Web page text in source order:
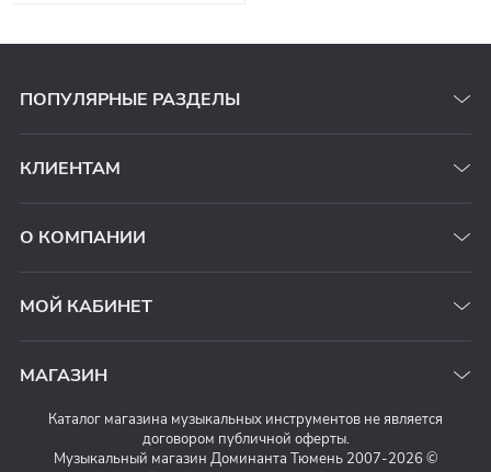
ПОПУЛЯРНЫЕ РАЗДЕЛЫ
КЛИЕНТАМ
О КОМПАНИИ
МОЙ КАБИНЕТ
МАГАЗИН
Каталог магазина музыкальных инструментов не является
договором публичной оферты.
Музыкальный магазин Доминанта Тюмень 2007-2026 ©